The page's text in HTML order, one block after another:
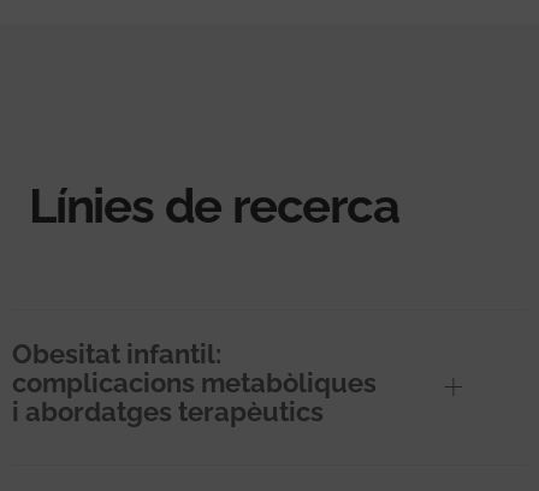
Línies de recerca
Obesitat infantil:
complicacions metabòliques
i abordatges terapèutics